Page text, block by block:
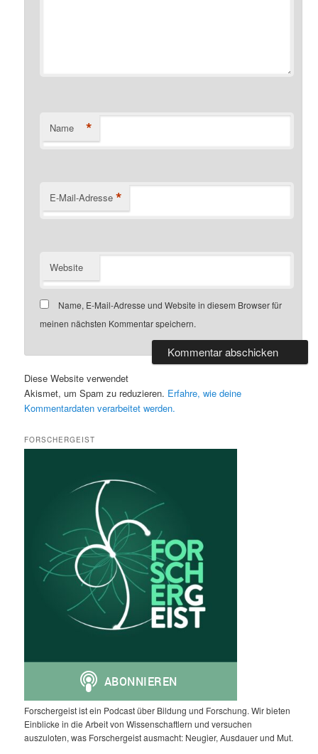
Name *
E-Mail-Adresse *
Website
Name, E-Mail-Adresse und Website in diesem Browser für
meinen nächsten Kommentar speichern.
Diese Website verwendet
Akismet, um Spam zu reduzieren. Erfahre, wie deine
Kommentardaten verarbeitet werden.
FORSCHERGEIST
Forschergeist ist ein Podcast über Bildung und Forschung. Wir bieten
Einblicke in die Arbeit von Wissenschaftlern und versuchen
auszuloten, was Forschergeist ausmacht: Neugier, Ausdauer und Mut.